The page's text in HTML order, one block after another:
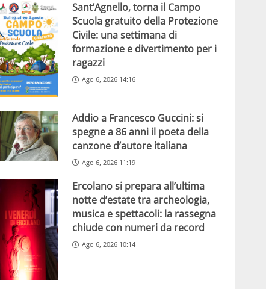
Sant’Agnello, torna il Campo
Scuola gratuito della Protezione
Civile: una settimana di
formazione e divertimento per i
ragazzi
Ago 6, 2026 14:16
Addio a Francesco Guccini: si
spegne a 86 anni il poeta della
canzone d’autore italiana
Ago 6, 2026 11:19
Ercolano si prepara all’ultima
notte d’estate tra archeologia,
musica e spettacoli: la rassegna
chiude con numeri da record
Ago 6, 2026 10:14